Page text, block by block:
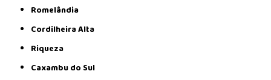
Romelândia
Cordilheira Alta
Riqueza
Caxambu do Sul